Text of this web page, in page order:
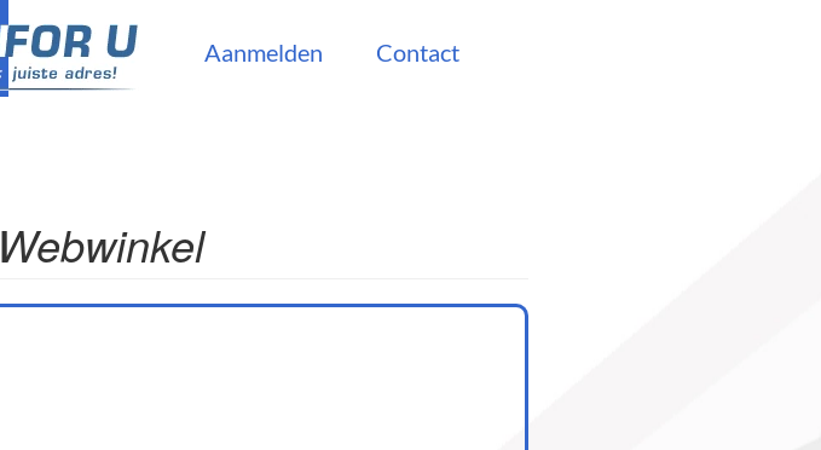
Aanmelden Contact
Webwinkel